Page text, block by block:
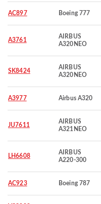
AC897 Boeing 777
A3761
AIRBUS
A320NEO
SK8424
AIRBUS
A320NEO
A3977 Airbus A320
JU7611
AIRBUS
A321NEO
LH6608
AIRBUS
A220-300
AC923 Boeing 787